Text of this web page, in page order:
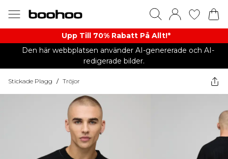
Upp Till 70% Rabatt På Allt!*
Den här webbplatsen använder AI-genererade och AI-
redigerade bilder.
Stickade Plagg / Tröjor